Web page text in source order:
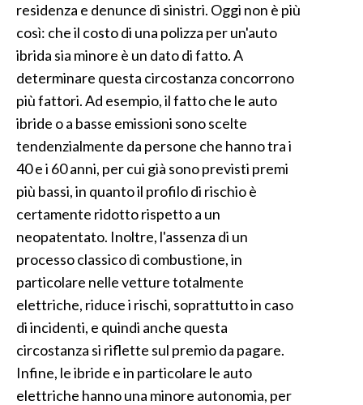
residenza e denunce di sinistri. Oggi non è più
così: che il costo di una polizza per un'auto
ibrida sia minore è un dato di fatto. A
determinare questa circostanza concorrono
più fattori. Ad esempio, il fatto che le auto
ibride o a basse emissioni sono scelte
tendenzialmente da persone che hanno tra i
40 e i 60 anni, per cui già sono previsti premi
più bassi, in quanto il profilo di rischio è
certamente ridotto rispetto a un
neopatentato. Inoltre, l'assenza di un
processo classico di combustione, in
particolare nelle vetture totalmente
elettriche, riduce i rischi, soprattutto in caso
di incidenti, e quindi anche questa
circostanza si riflette sul premio da pagare.
Infine, le ibride e in particolare le auto
elettriche hanno una minore autonomia, per